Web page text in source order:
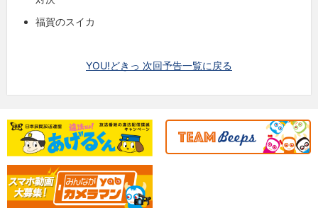
福賀のスイカ
YOU!どきっ 次回予告一覧に戻る